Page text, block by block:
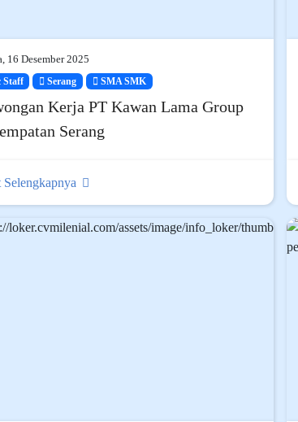
16 Desember 2025
Staff Serang SMA SMK
Kerja PT Kawan Lama Group
Serang